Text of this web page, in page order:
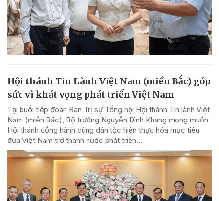
Hội thánh Tin Lành Việt Nam (miền Bắc) góp
sức vì khát vọng phát triển Việt Nam
Tại buổi tiếp đoàn Ban Trị sự Tổng hội Hội thánh Tin lành Việt
Nam (miền Bắc), Bộ trưởng Nguyễn Đình Khang mong muốn
Hội thánh đồng hành cùng dân tộc hiện thực hóa mục tiêu
đưa Việt Nam trở thành nước phát triển...